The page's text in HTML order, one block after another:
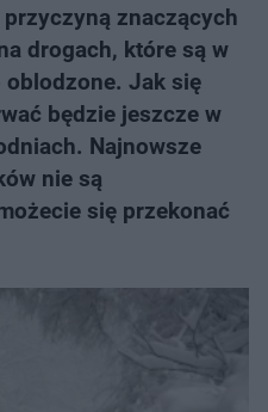
znaczących
drogach, które są w
Jak się
będzie jeszcze w
Najnowsze
nie są
się przekonać